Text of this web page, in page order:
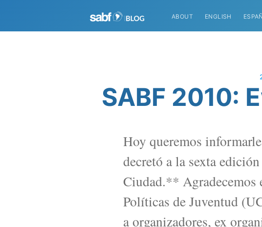
ABOUT ENGLISH
SABF 2010:
Hoy queremos
decretó a la sexta
Ciudad.** Agradecemos
Políticas de Juventud
a organizadores, ex